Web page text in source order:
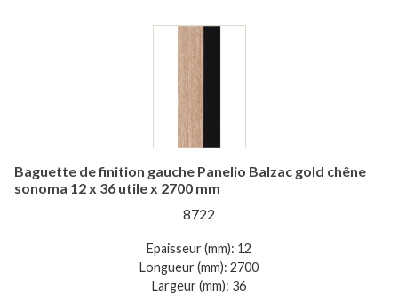
Baguette de finition gauche Panelio Balzac gold chêne
sonoma 12 x 36 utile x 2700 mm
8722
Epaisseur (mm): 12
Longueur (mm): 2700
Largeur (mm): 36